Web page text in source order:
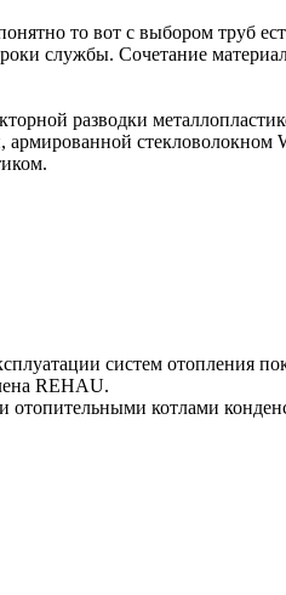
то вот с выбором труб
службы. Сочетание
разводки
систем отопления
REHAU.
отопительными котлами